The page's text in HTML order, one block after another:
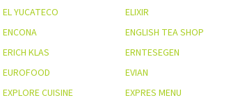
EL YUCATECO
ELIXIR
ENCONA
ENGLISH TEA SHOP
ERICH KLAS
ERNTESEGEN
EUROFOOD
EVIAN
EXPLORE CUISINE
EXPRES MENU